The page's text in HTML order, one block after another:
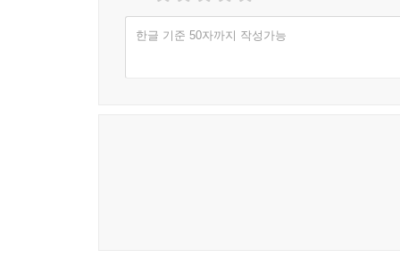
한글 기준 50자까지 작성가능